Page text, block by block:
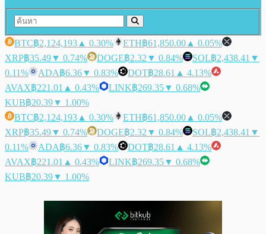
BTC฿2,124,193 ▲ 0.30% ETH฿61,850.00 ▲ 0.05%
XRP฿35.49▼ 0.74% DOGE฿2.32 ▼ 0.84% SOL฿2,438.41 ▼
0.11%
ADA฿6.36▼ 0.83% DOT฿28.61 ▲ 4.13%
AVAX฿221.01 ▲ 0.43% LINK฿269.35▼ 0.68%
KUB฿20.39▼ 1.00%
BTC฿2,124,193 ▲ 0.30% ETH฿61,850.00 ▲ 0.05%
XRP฿35.49▼ 0.74% DOGE฿2.32 ▼ 0.84% SOL฿2,438.41 ▼
0.11%
ADA฿6.36▼ 0.83% DOT฿28.61 ▲ 4.13%
AVAX฿221.01 ▲ 0.43% LINK฿269.35▼ 0.68%
KUB฿20.39▼ 1.00%